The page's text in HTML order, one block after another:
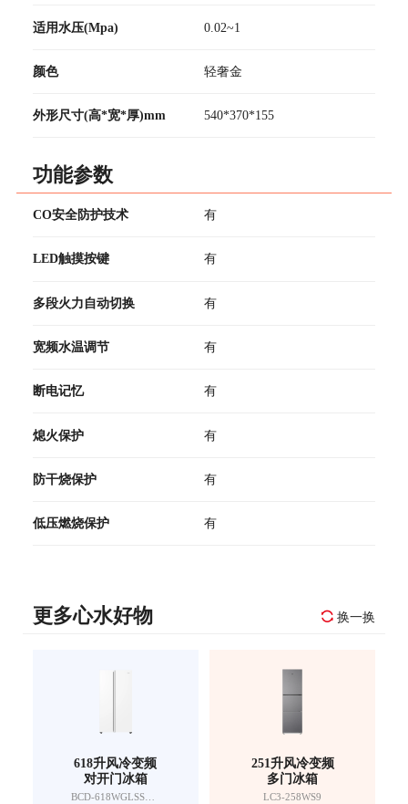
适用水压(Mpa) 0.02~1
颜色 轻奢金
外形尺寸(高*宽*厚)mm 540*370*155
功能参数
CO安全防护技术 有
LED触摸按键 有
多段火力自动切换 有
宽频水温调节 有
断电记忆 有
熄火保护 有
防干烧保护 有
低压燃烧保护 有
更多心水好物 换一换
618升风冷变频
对开门冰箱
BCD-618WGLSSEDW9
251升风冷变频
多门冰箱
LC3-258WS9